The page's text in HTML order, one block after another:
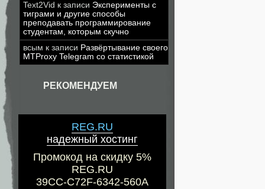
Text2Vid к записи Эксперименты с
тиграми и другие способы
преподавать программирование
студентам, которым скучно
всым к записи Развёртывание своего
MTProxy Telegram со статистикой
РЕКОМЕНДУЕМ
REG.RU
надежный хостинг
Промокод на скидку 5%
REG.RU
39CC-C72F-6342-560A